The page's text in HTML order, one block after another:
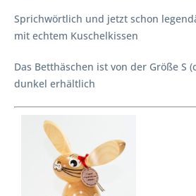
Sprichwörtlich und jetzt schon
mit echtem Kuschelkissen
Das Betthäschen ist von der Größe S
dunkel erhältlich